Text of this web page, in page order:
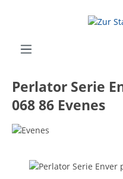
Perlator Serie
068 86 Evenes
Bildergalerie überspringen